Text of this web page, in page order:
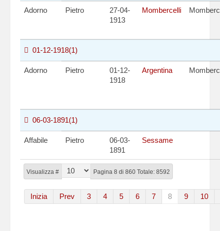
Visualizza # Pagina 8 di 860 Totale: 8592
Inizia Prev 3 4 5 6 7 8 9 10
Adorno Pietro
27-04-
1913
Mombercelli
01-12-1918(1)
Adorno Pietro
01-12-
1918
Argentina
06-03-1891(1)
Affabile Pietro
06-03-
1891
Sessame